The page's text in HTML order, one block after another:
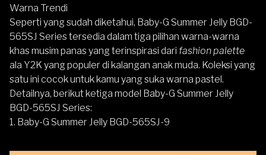
Warna Trendi
Seperti yang sudah diketahui, Baby-G Summer Jelly BGD-
565SJ Series tersedia dalam tiga pilihan warna-warna
khas musim panas yang terinspirasi dari fashion palette
ala Y2K yang populer di kalangan anak muda. Koleksi yang
satu ini cocok untuk kamu yang suka warna pastel.
Detailnya, berikut ketiga model Baby-G Summer Jelly
BGD-565SJ Series:
1. Baby-G Summer Jelly BGD-565SJ-9